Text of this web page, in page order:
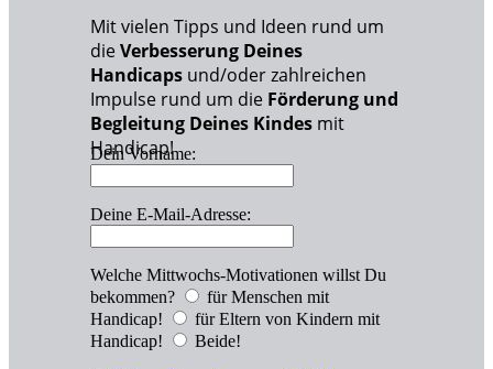
Mit vielen Tipps und Ideen rund um
dieVerbesserung Deines
Handicaps und/oder zahlreichen
Impulse rund um die Förderung und
Begleitung Deines Kindes mit
Handicap!
Dein Vorname:
Deine E-Mail-Adresse:
Welche Mittwochs-Motivationen willst Du
bekommen?
für Menschen mit
Handicap!
für Eltern von Kindern mit
Handicap!
Beide!